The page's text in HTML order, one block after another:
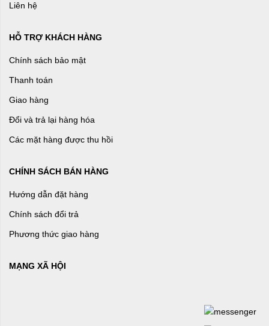
Liên hệ
HỖ TRỢ KHÁCH HÀNG
Chính sách bảo mật
Thanh toán
Giao hàng
Đổi và trả lại hàng hóa
Các mặt hàng được thu hồi
CHÍNH SÁCH BÁN HÀNG
Hướng dẫn đặt hàng
Chính sách đổi trả
Phương thức giao hàng
MẠNG XÃ HỘI